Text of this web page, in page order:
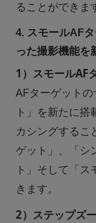
ることができま
4. スモールAF
った撮影機能を
1）スモールAF
AFターゲット
ト」を新たに
カシングするこ
ゲット」、「シ
ト」そして「
きます。
2）ステップズ